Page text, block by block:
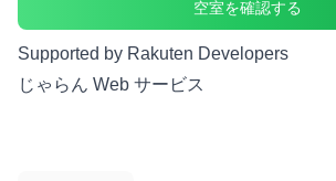
空室を確認する
Supported by Rakuten Developers
じゃらん Web サービス